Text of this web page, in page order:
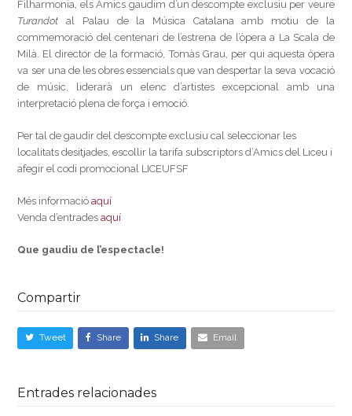
Filharmonia, els Amics gaudim d’un descompte exclusiu per veure
Turandot al Palau de la Música Catalana amb motiu de la
commemoració del centenari de l’estrena de l’òpera a La Scala de
Milà. El director de la formació, Tomàs Grau, per qui aquesta òpera
va ser una de les obres essencials que van despertar la seva vocació
de músic, liderarà un elenc d’artistes excepcional amb una
interpretació plena de força i emoció.
Per tal de gaudir del descompte exclusiu cal seleccionar les
localitats desitjades, escollir la tarifa subscriptors d’Amics del Liceu i
afegir el codi promocional LICEUFSF
Més informacióaquí
Venda d’entradesaquí
Que gaudiu de l’espectacle!
Compartir
Tweet Share Share Email
Entrades relacionades